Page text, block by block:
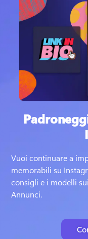
Vuoi continuare a
memorabili su
consigli e i modelli
Annunci.